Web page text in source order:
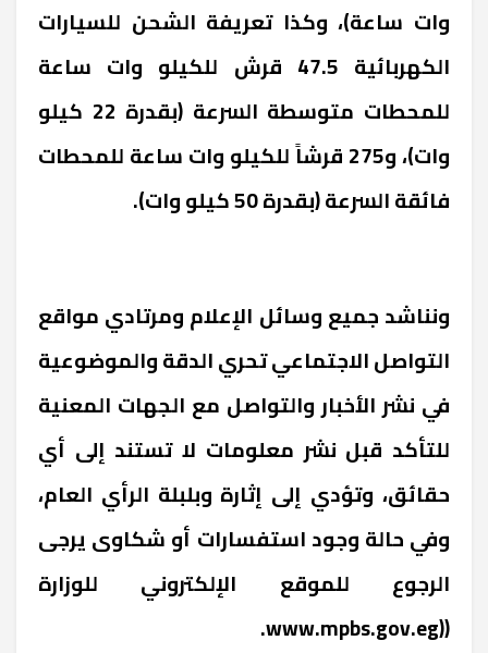
وات ساعة)، وكذا تعريفة الشحن للسيارات
الكهربائية 47.5 قرش للكيلو وات ساعة
للمحطات متوسطة السرعة (بقدرة 22 كيلو
وات)، و275 قرشاً للكيلو وات ساعة للمحطات
فائقة السرعة (بقدرة 50 كيلو وات).
ونناشد جميع وسائل الإعلام ومرتادي مواقع
التواصل الاجتماعي تحري الدقة والموضوعية
‏في نشر الأخبار والتواصل مع الجهات المعنية
للتأكد قبل نشر ‏معلومات لا تستند إلى أي
حقائق، وتؤدي إلى إثارة وبلبلة الرأي العام،
وفي حالة وجود استفسارات أو شكاوى يرجى
الرجوع للموقع الإلكتروني للوزارة
((
www.mpbs.gov.eg.